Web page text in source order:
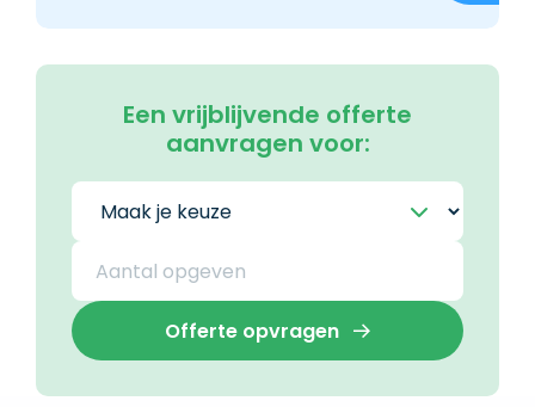
Een vrijblijvende offerte
aanvragen voor:
Offerte opvragen